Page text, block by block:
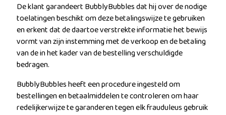
De klant garandeert BubblyBubbles dat hij over de nodige
toelatingen beschikt om deze betalingswijze te gebruiken
en erkent dat de daartoe verstrekte informatie het bewijs
vormt van zijn instemming met de verkoop en de betaling
van de in het kader van de bestelling verschuldigde
bedragen.
BubblyBubbles heeft een procedure ingesteld om
bestellingen en betaalmiddelen te controleren om haar
redelijkerwijze te garanderen tegen elk frauduleus gebruik